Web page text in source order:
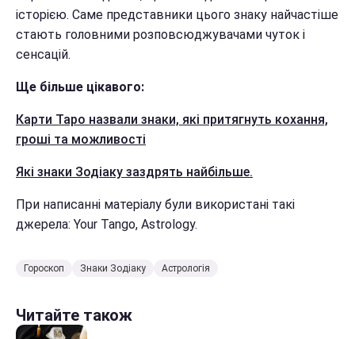
історією. Саме представники цього знаку найчастіше
стають головними розповсюджувачами чуток і
сенсацій.
Ще більше цікавого:
Карти Таро назвали знаки, які притягнуть кохання,
гроші та можливості
Які знаки Зодіаку заздрять найбільше.
При написанні матеріалу були використані такі
джерела: Your Tango, Astrology.
Гороскоп Знаки Зодіаку Астрологія
Читайте також